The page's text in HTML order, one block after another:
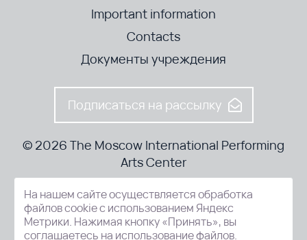
Important information
Contacts
Документы учреждения
Подписаться на рассылку
© 2026 The Moscow International Performing
Arts Center
52-8, Kosmodamianskaya nab., Moscow, 115054, Russia
На нашем сайте осуществляется обработка
файлов cookie с использованием Яндекс
Метрики. Нажимая кнопку «Принять», вы
соглашаетесь на использование файлов.